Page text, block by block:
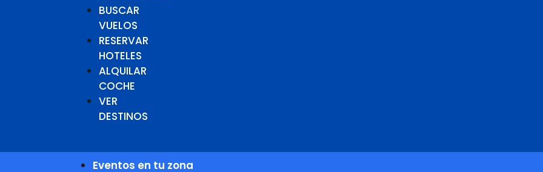
BUSCAR
VUELOS
RESERVAR
HOTELES
ALQUILAR
COCHE
VER
DESTINOS
Eventos en tu zona